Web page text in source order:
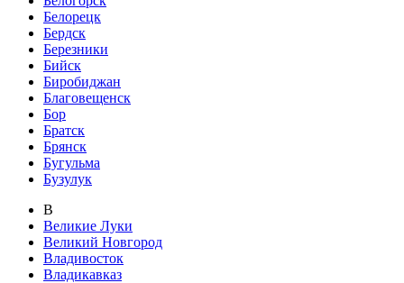
Белорецк
Бердск
Березники
Бийск
Биробиджан
Благовещенск
Бор
Братск
Брянск
Бугульма
Бузулук
В
Великие Луки
Великий Новгород
Владивосток
Владикавказ